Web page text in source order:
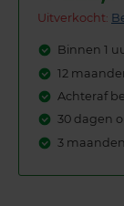
Uitverkocht:
Binnen 1
12
Achteraf
30 dagen
3